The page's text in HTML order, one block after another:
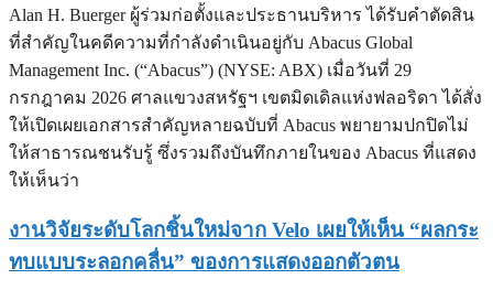
Alan H. Buerger ผู้ร่วมก่อตั้งและประธานบริหาร ได้รับคำตัดสิน
ที่สำคัญในคดีความที่กำลังดำเนินอยู่กับ Abacus Global
Management Inc. (“Abacus”) (NYSE: ABX) เมื่อวันที่ 29
กรกฎาคม 2026 ศาลแขวงสหรัฐฯ เขตมิดเดิลแห่งฟลอริดา ได้สั่ง
ให้เปิดเผยเอกสารสำคัญหลายฉบับที่ Abacus พยายามปกปิดไม่
ให้สาธารณชนรับรู้ ซึ่งรวมถึงบันทึกภายในของ Abacus ที่แสดง
ให้เห็นว่า
งานวิจัยระดับโลกชิ้นใหม่จาก Velo เผยให้เห็น “ผลกระ
ทบแบบระลอกคลื่น” ของการแสดงออกตัวตน